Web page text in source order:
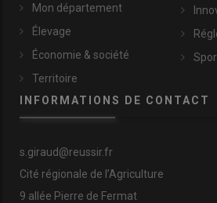
Mon département
Élevage
Économie & société
Territoire
INFORMATIONS DE CONTACT
s.giraud@reussir.fr
Cité régionale de l’Agriculture
9 allée Pierre de Fermat